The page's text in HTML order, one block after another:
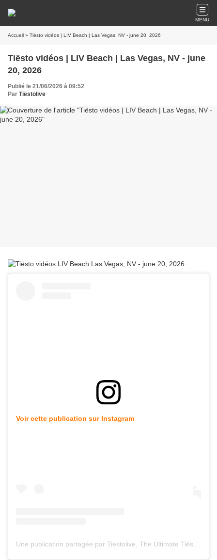
MENU
Accueil » Tiësto vidéos | LIV Beach | Las Vegas, NV - june 20, 2026
Tiësto vidéos | LIV Beach | Las Vegas, NV - june
20, 2026
Publié le 21/06/2026 à 09:52
Par Tiëstolive
Voir cette publication sur Instagram